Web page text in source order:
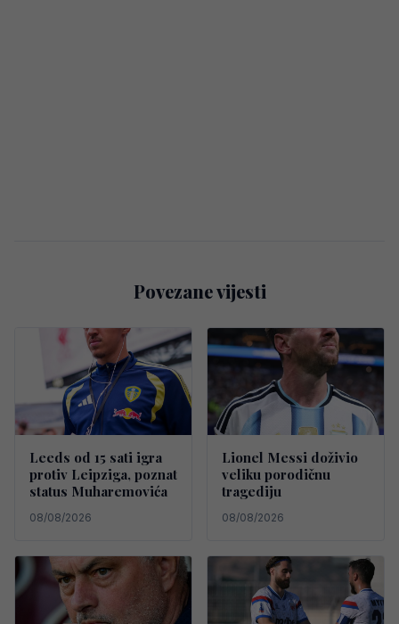
Povezane vijesti
Leeds od 15 sati igra
protiv Leipziga, poznat
status Muharemovića
08/08/2026
Lionel Messi doživio
veliku porodičnu
tragediju
08/08/2026